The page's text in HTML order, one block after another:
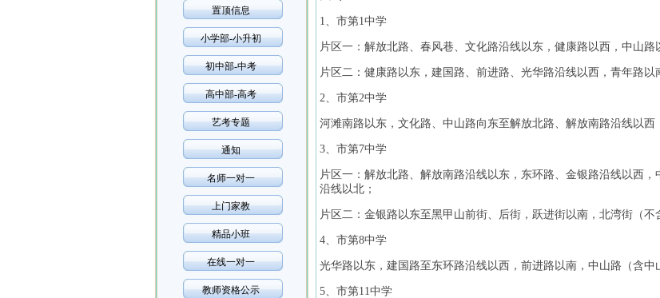
置顶信息
小学部-小升初
初中部-中考
高中部-高考
艺考专题
通知
名师一对一
上门家教
精品小班
在线一对一
教师资格公示
1、市第1中学
片区一：解放北路、春风巷、文化路沿线以东，健康路以西，中山路
片区二：健康路以东，建国路、前进路、光华路沿线以西，青年路以
2、市第2中学
河滩南路以东，文化路、中山路向东至解放北路、解放南路沿线以西
3、市第7中学
片区一：解放北路、解放南路沿线以东，东环路、金银路沿线以西
沿线以北；
片区二：金银路以东至黑甲山前街、后街，跃进街以南，北湾街（不
4、市第8中学
光华路以东，建国路至东环路沿线以西，前进路以南，中山路（含中
5、市第11中学